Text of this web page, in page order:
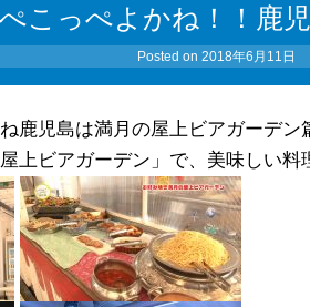
こっぺよかね！！鹿
Posted on2018年6月11日
鹿児島は満月の屋上ビアガーデン
上ビアガーデン」で、美味しい料